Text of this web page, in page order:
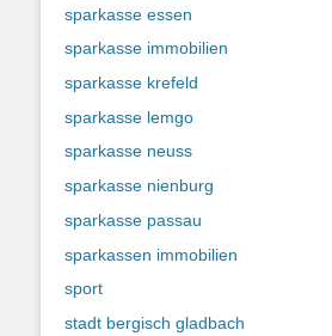
sparkasse essen
sparkasse immobilien
sparkasse krefeld
sparkasse lemgo
sparkasse neuss
sparkasse nienburg
sparkasse passau
sparkassen immobilien
sport
stadt bergisch gladbach